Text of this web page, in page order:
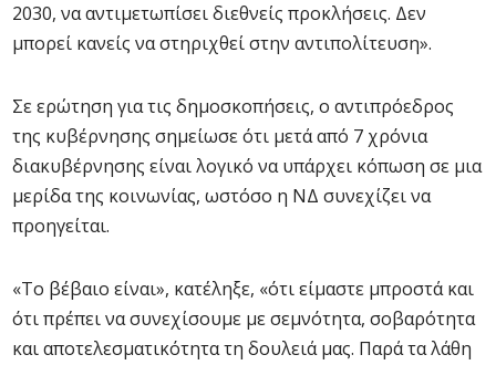
2030, να αντιμετωπίσει διεθνείς προκλήσεις. Δεν
μπορεί κανείς να στηριχθεί στην αντιπολίτευση».
Σε ερώτηση για τις δημοσκοπήσεις, ο αντιπρόεδρος
της κυβέρνησης σημείωσε ότι μετά από 7 χρόνια
διακυβέρνησης είναι λογικό να υπάρχει κόπωση σε μια
μερίδα της κοινωνίας, ωστόσο η ΝΔ συνεχίζει να
προηγείται.
«Το βέβαιο είναι», κατέληξε, «ότι είμαστε μπροστά και
ότι πρέπει να συνεχίσουμε με σεμνότητα, σοβαρότητα
και αποτελεσματικότητα τη δουλειά μας. Παρά τα λάθη